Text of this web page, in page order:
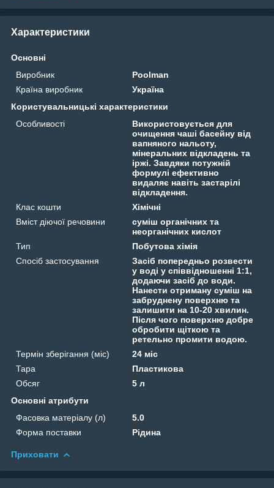
Характеристики
Основні
Виробник
Poolman
Країна виробник
Україна
Користувальницькі характеристики
Особливості
Використовується для
очищення чаші басейну від
вапняного нальоту,
мінеральних відкладень та
іржі. Завдяки потужній
формулі ефективно
видаляє навіть застарілі
відкладення.
Клас кошти
Хімічні
Вміст діючої речовини
суміш органічних та
неорганічних кислот
Тип
Побутова хімія
Спосіб застосування
Засіб попередньо розвести
у воді у співвідношенні 1:1,
додаючи засіб до води.
Нанести отриману суміш на
забруднену поверхню та
залишити на 10-20 хвилин.
Після чого поверхню добре
обробити щіткою та
ретельно промити водою.
Термін зберігання (міс)
24 міс
Тара
Пластикова
Обсяг
5 л
Основні атрибути
Фасовка матеріалу (л)
5.0
Форма поставки
Рідина
Приховати